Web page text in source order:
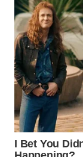
WN
KARO
WN
SIMALUNGUN
LABUHANBATU
WN